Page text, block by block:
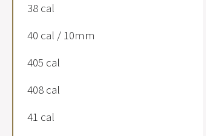
38 cal
40 cal / 10mm
405 cal
408 cal
41 cal